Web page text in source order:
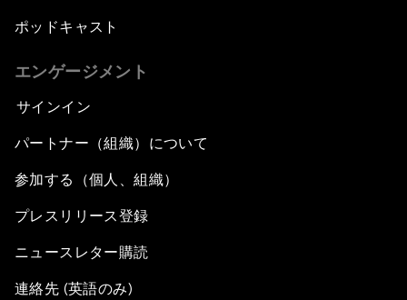
ポッドキャスト
エンゲージメント
サインイン
パートナー（組織）について
参加する（個人、組織）
プレスリリース登録
ニュースレター購読
連絡先 (英語のみ)